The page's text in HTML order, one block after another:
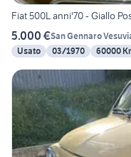
Fiat 500L anni'70 - Giallo
5.000 €San Gennaro
Usato
03/1970 60000